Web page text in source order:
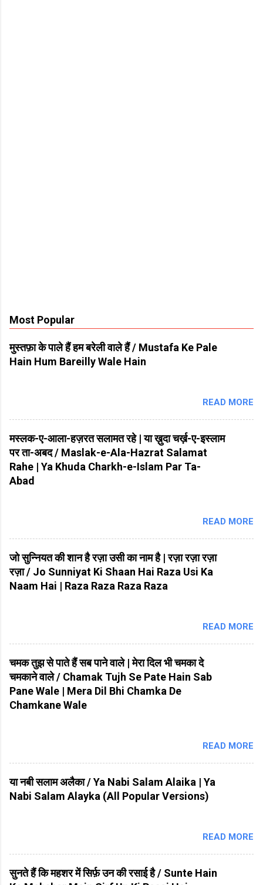
Most Popular
मुस्तफ़ा के पाले हैं हम बरेली वाले हैं / Mustafa Ke Pale
Hain Hum Bareilly Wale Hain
READ MORE
मस्लक-ए-आला-हज़रत सलामत रहे | या ख़ुदा चर्ख़-ए-इस्लाम
पर ता-अबद / Maslak-e-Ala-Hazrat Salamat
Rahe | Ya Khuda Charkh-e-Islam Par Ta-
Abad
READ MORE
जो सुन्नियत की शान है रज़ा उसी का नाम है | रज़ा रज़ा रज़ा
रज़ा / Jo Sunniyat Ki Shaan Hai Raza Usi Ka
Naam Hai | Raza Raza Raza Raza
READ MORE
चमक तुझ से पाते हैं सब पाने वाले | मेरा दिल भी चमका दे
चमकाने वाले / Chamak Tujh Se Pate Hain Sab
Pane Wale | Mera Dil Bhi Chamka De
Chamkane Wale
READ MORE
या नबी सलाम अलैका / Ya Nabi Salam Alaika | Ya
Nabi Salam Alayka (All Popular Versions)
READ MORE
सुनते हैं कि महशर में सिर्फ़ उन की रसाई है / Sunte Hain